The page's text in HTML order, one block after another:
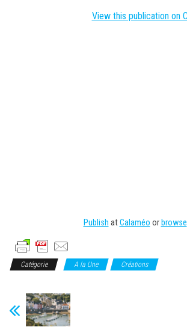
View this publication on
Publish atCalaméo or browse
Catégorie A la Une Créations